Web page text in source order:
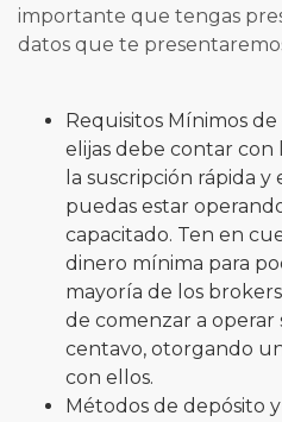
importante que tengas
datos que te
Requisitos Mínimos
elijas debe contar con
la suscripción rápida
puedas estar
capacitado. Ten en
dinero mínima para
mayoría de los
de comenzar a operar
centavo, otorgando
con ellos.
Métodos de depósito